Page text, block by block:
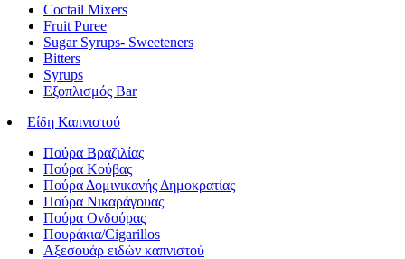
Coctail Mixers
Fruit Puree
Sugar Syrups- Sweeteners
Bitters
Syrups
Εξοπλισμός Bar
Είδη Καπνιστού
Πούρα Βραζιλίας
Πούρα Κούβας
Πούρα Δομινικανής Δημοκρατίας
Πούρα Νικαράγουας
Πούρα Ονδούρας
Πουράκια/Cigarillos
Αξεσουάρ ειδών καπνιστού